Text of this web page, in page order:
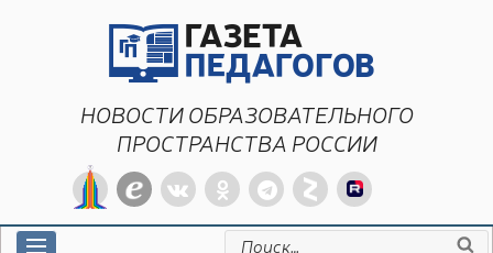
НОВОСТИ ОБРАЗОВАТЕЛЬНОГО
ПРОСТРАНСТВА РОССИИ
Искать: